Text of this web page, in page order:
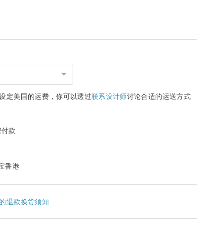
定美国的运费，你可以透过联系设计师讨论合适的运送方式
款
香港
退款换货须知